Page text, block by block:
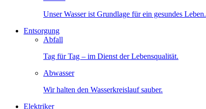
Unser Wasser ist Grundlage für ein gesundes Leben.
Entsorgung
Abfall
Tag für Tag – im Dienst der Lebensqualität.
Abwasser
Wir halten den Wasserkreislauf sauber.
Elektriker